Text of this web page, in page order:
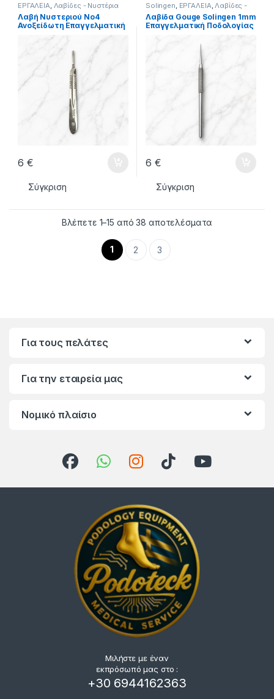
ΕΡΓΑΛΕΙΑ, Λαβίδες - Νυστέρια
Λαβή Νυστεριού Νο4
Ανοξείδωτη Επαγγελματική
6 €
Σύγκριση
Solingen, ΕΡΓΑΛΕΙΑ,Λαβίδες -
Νυστέρια,ΝΕΑ ΠΡΟΙΟΝΤΑ
Λαβίδα Gouge Solingen 1mm
Επαγγελματική Ποδολογίας
6 €
Σύγκριση
Βλέπετε 1–15 από 38 αποτελέσματα
1 2 3
Για τους πελάτες
Για την εταιρεία μας
Νομικό πλαίσιο
Μιλήστε με έναν
εκπρόσωπό μας στο :
+30 6944162363